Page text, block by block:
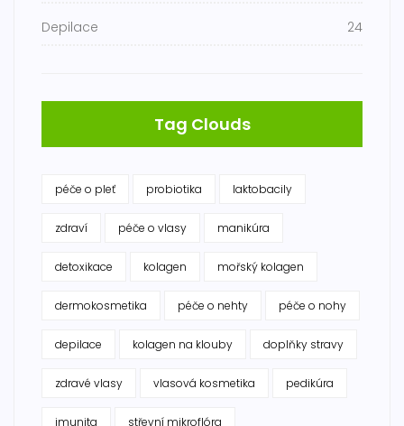
Depilace 24
Tag Clouds
péče o pleť probiotika laktobacily
zdraví péče o vlasy manikúra
detoxikace kolagen mořský kolagen
dermokosmetika péče o nehty péče o nohy
depilace kolagen na klouby doplňky stravy
zdravé vlasy vlasová kosmetika pedikúra
imunita střevní mikroflóra